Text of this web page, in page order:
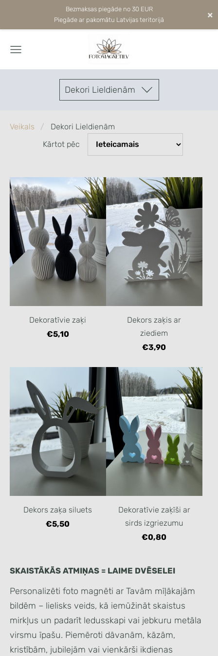
Bezmaksas piegāde no 30 EUR
Piegāde ar pakomātu Latvijas teritorijā
×
Dekori Lieldienām
SKAISTĀKĀS ATMIŅAS = LAIME DVĒSELEI
Personalizēti foto magnēti ar Tavām mīļākajām
bildēm – lielisks veids, kā iemūžināt skaistus
mirkļus un padarīt ledusskapi vai jebkuru metāla
virsmu īpašu. Piemēroti dāvanām, kāzām,
kristībām, jubilejām vai vienkārši ikdienas
Veikals
Dekori Lieldienām
Kārtot pēc
Dekoratīvie zaķi
€5,10
Dekors zaķis ar
ziediem
€3,90
Dekors zaķa siluets
€5,50
Dekoratīvie zaķīši ar
sirds izgriezumu
€0,80